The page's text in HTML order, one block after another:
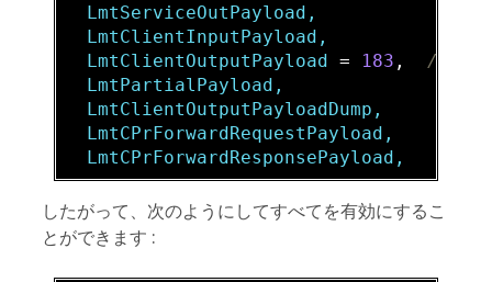
  LmtServiceOutPayload,
  LmtClientInputPayload,
  LmtClientOutputPayload
= 183 , //
  LmtPartialPayload,
  LmtClientOutputPayloadDump,
  LmtCPrForwardRequestPayload,
したがって、次のようにしてすべてを有効にするこ
とができます :